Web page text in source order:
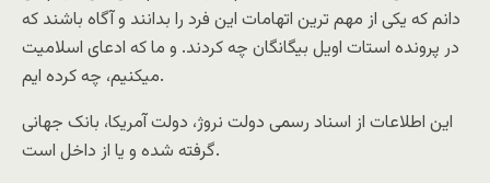
دانم که یکی از مهم ترین اتهامات این فرد را بدانند و آگاه باشند که
در پرونده استات اویل بیگانگان چه کردند. و ما که ادعای اسلامیت
میکنیم، چه کرده ایم.
این اطلاعات از اسناد رسمی دولت نروژ، دولت آمریکا، بانک جهانی
گرفته شده و یا از داخل است.